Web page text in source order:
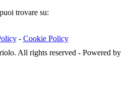
trovare su:
page
in
page
in
page
in
- Cookie Policy
All rights reserved - Powered by